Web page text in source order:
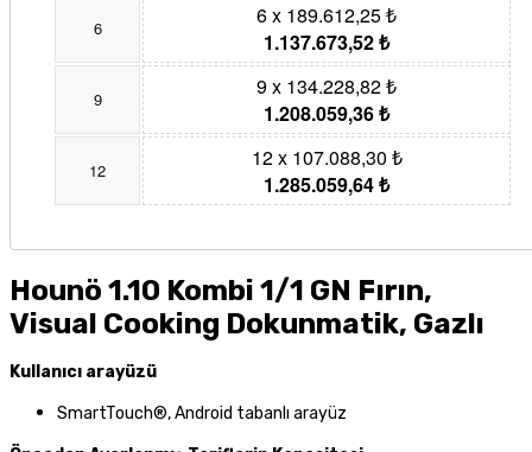
6
6 x 189.612,25 ₺
1.137.673,52 ₺
9
9 x 134.228,82 ₺
1.208.059,36 ₺
12
12 x 107.088,30 ₺
1.285.059,64 ₺
Hounö 1.10 Kombi 1/1 GN Fırın,
Visual Cooking Dokunmatik, Gazlı
Kullanıcı arayüzü
SmartTouch®, Android tabanlı arayüz